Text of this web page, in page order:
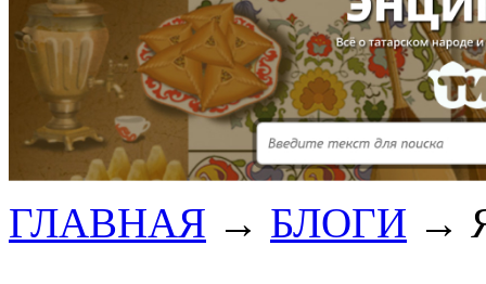
ГЛАВНАЯ → БЛОГИ →